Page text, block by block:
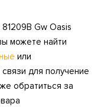
Gw Oasis
можете найти
или
для получение
обратиться за